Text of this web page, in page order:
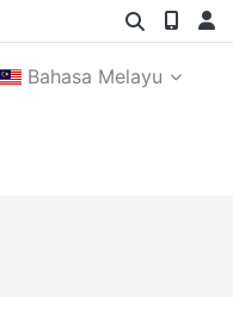
Bahasa Melayu